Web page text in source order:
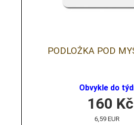
PODLOŽKA POD
Obvykle do
160 Kč
6,59 EUR